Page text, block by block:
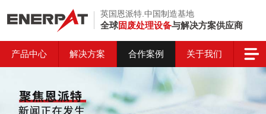
英国恩派特.中国制造基地
全球固废处理设备与解决方案供应商
产品中心 解决方案 合作案例 关于我们